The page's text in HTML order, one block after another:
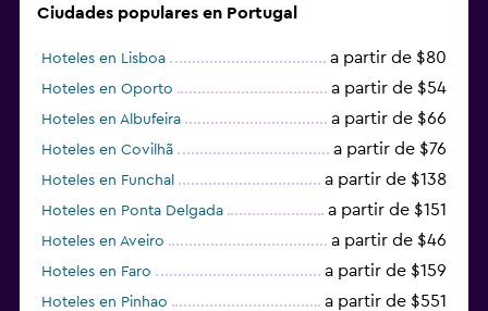
Ciudades populares en Portugal
Hoteles en Lisboa a partir de $80
Hoteles en Oporto a partir de $54
Hoteles en Albufeira a partir de $66
Hoteles en Covilhã a partir de $76
Hoteles en Funchal a partir de $138
Hoteles en Ponta Delgada a partir de $151
Hoteles en Aveiro a partir de $46
Hoteles en Faro a partir de $159
Hoteles en Pinhao a partir de $551